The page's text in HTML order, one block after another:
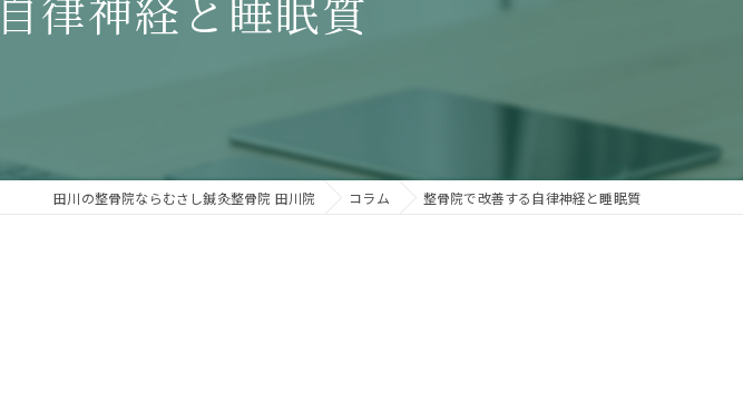
田川の整骨院ならむさし鍼灸整骨院 田川院 コラム 整骨院で改善する自律神経と睡眠質